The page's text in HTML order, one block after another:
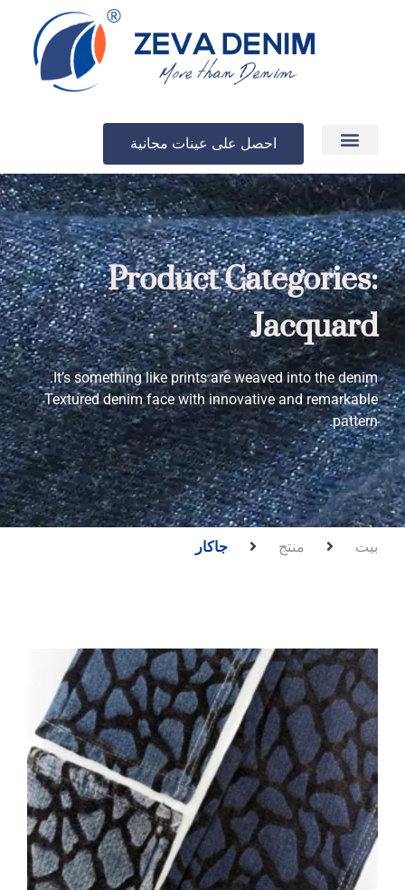
احصل على عينات مجانية
Product Categories:
Jacquard
It’s something like prints are weaved into the denim.
Textured denim face with innovative and remarkable
pattern.
بيت منتج جاكار